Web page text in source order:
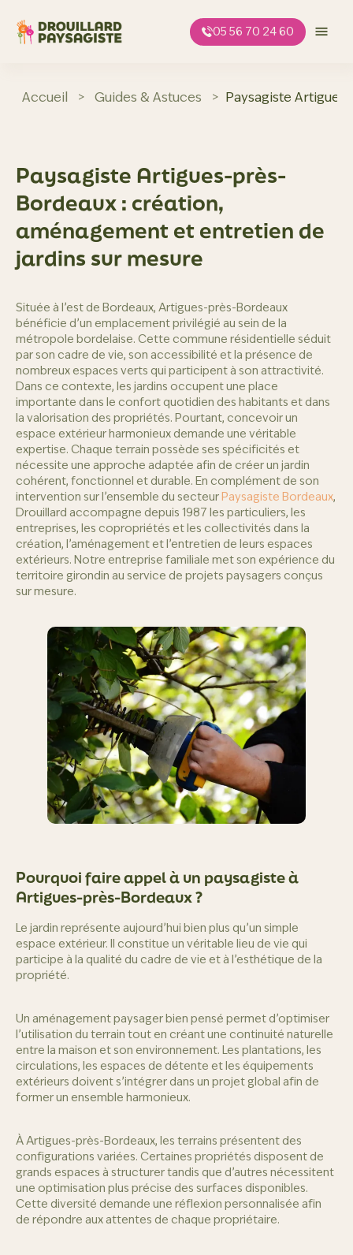
contenu
05 56 70 24 60
Accueil > Guides & Astuces > Paysagiste
Paysagiste Artigues-près-
Bordeaux : création,
aménagement et entretien de
jardins sur mesure
Située à l’est de Bordeaux, Artigues-près-Bordeaux
bénéficie d’un emplacement privilégié au sein de la
métropole bordelaise. Cette commune résidentielle séduit
par son cadre de vie, son accessibilité et la présence de
nombreux espaces verts qui participent à son attractivité.
Dans ce contexte, les jardins occupent une place
importante dans le confort quotidien des habitants et dans
la valorisation des propriétés. Pourtant, concevoir un
espace extérieur harmonieux demande une véritable
expertise. Chaque terrain possède ses spécificités et
nécessite une approche adaptée afin de créer un jardin
cohérent, fonctionnel et durable. En complément de son
intervention sur l’ensemble du secteurPaysagiste Bordeaux,
Drouillard accompagne depuis 1987 les particuliers, les
entreprises, les copropriétés et les collectivités dans la
création, l’aménagement et l’entretien de leurs espaces
extérieurs. Notre entreprise familiale met son expérience du
territoire girondin au service de projets paysagers conçus
sur mesure.
Pourquoi faire appel à un paysagiste à
Artigues-près-Bordeaux ?
Le jardin représente aujourd’hui bien plus qu’un simple
espace extérieur. Il constitue un véritable lieu de vie qui
participe à la qualité du cadre de vie et à l’esthétique de la
propriété.
Un aménagement paysager bien pensé permet d’optimiser
l’utilisation du terrain tout en créant une continuité naturelle
entre la maison et son environnement. Les plantations, les
circulations, les espaces de détente et les équipements
extérieurs doivent s’intégrer dans un projet global afin de
former un ensemble harmonieux.
À Artigues-près-Bordeaux, les terrains présentent des
configurations variées. Certaines propriétés disposent de
grands espaces à structurer tandis que d’autres nécessitent
une optimisation plus précise des surfaces disponibles.
Cette diversité demande une réflexion personnalisée afin
de répondre aux attentes de chaque propriétaire.